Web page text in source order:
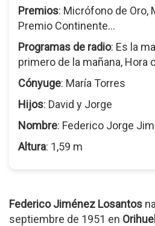
Premios: Micrófono de Oro,
Premio Continente...
Programas de radio: Es la
primero de la mañana, Hora
Cónyuge: María Torres
Hijos: David y Jorge
Nombre: Federico Jorge
Altura: 1,59 m
Federico Jiménez Losantos
septiembre de 1951 en